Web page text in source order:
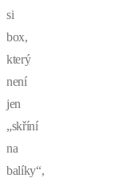
si
box,
který
není
jen
„skříní
na
balíky“,